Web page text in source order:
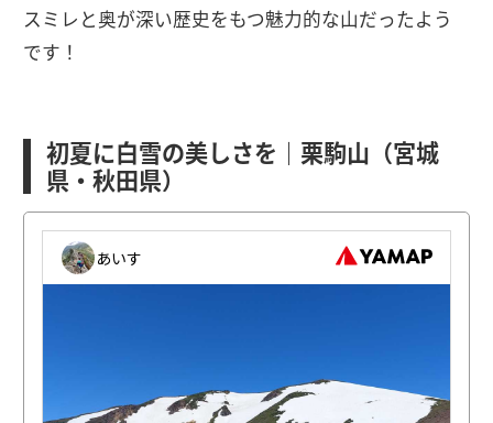
スミレと奥が深い歴史をもつ魅力的な山だったよう
です！
初夏に白雪の美しさを｜栗駒山（宮城
県・秋田県）